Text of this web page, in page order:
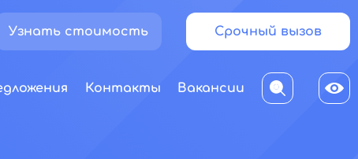
Узнать стоимость Срочный вызов
Контакты Вакансии